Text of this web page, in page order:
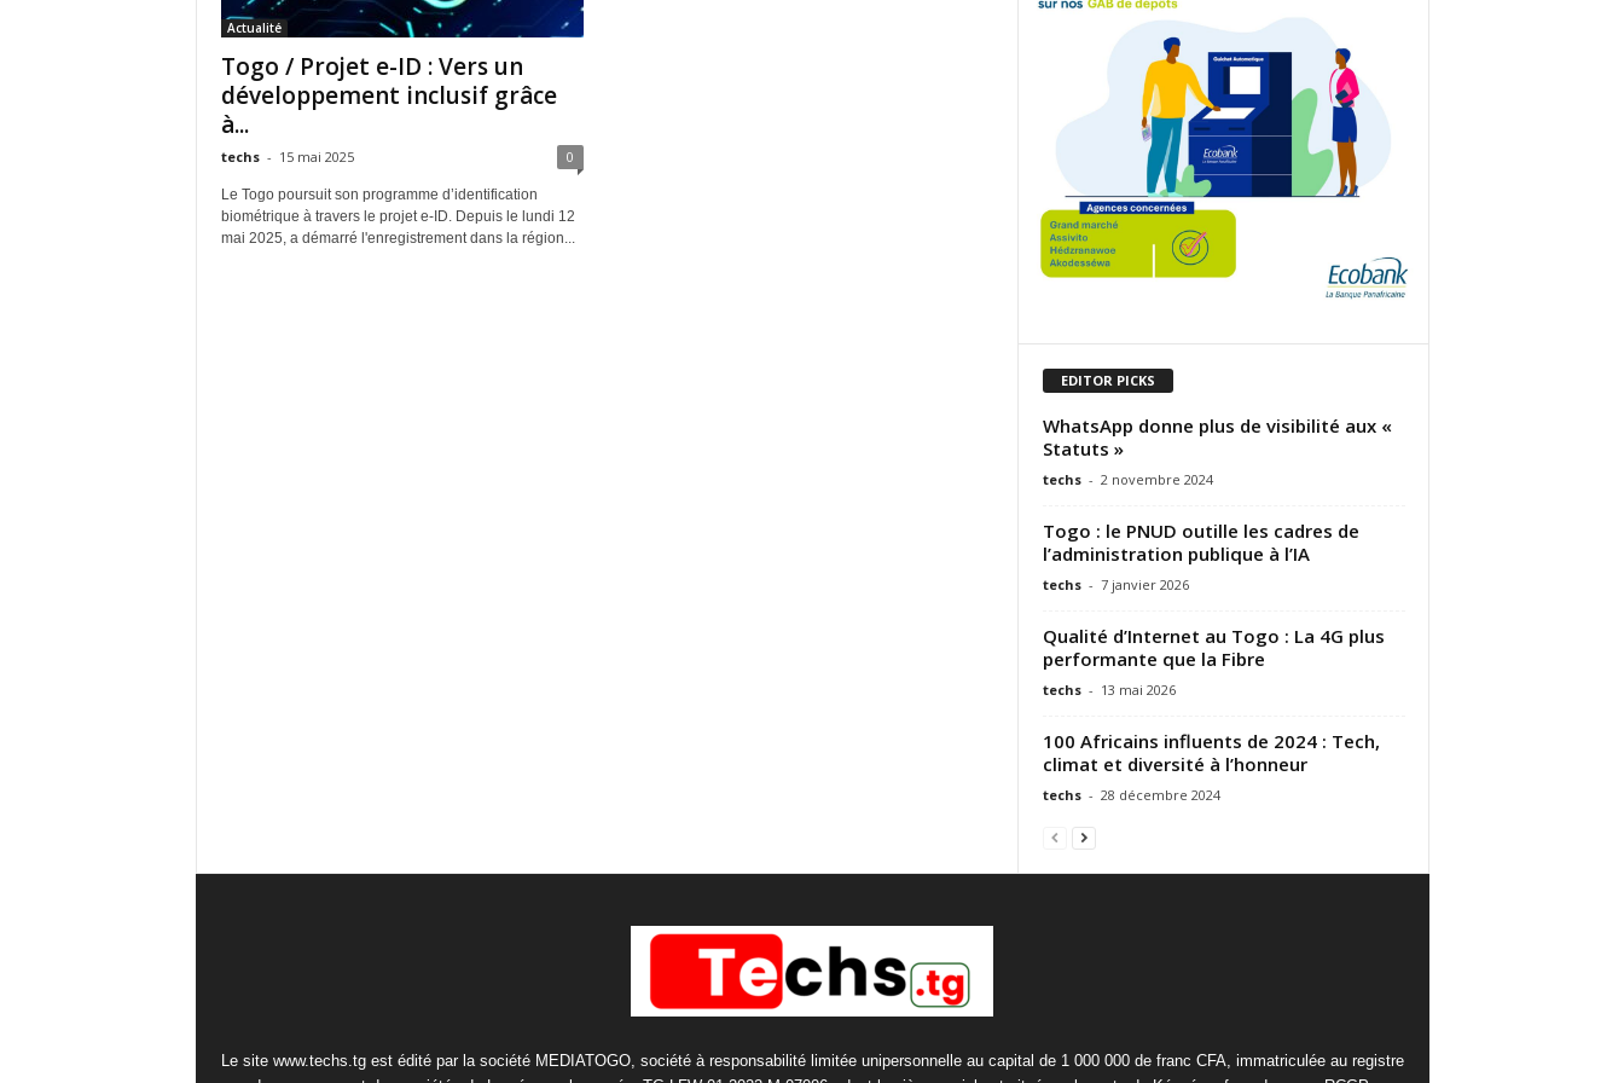
Actualité
Togo / Projet e-ID : Vers un
développement inclusif grâce
à...
techs - 15 mai 2025 0
Le Togo poursuit son programme d’identification
biométrique à travers le projet e-ID. Depuis le lundi 12
mai 2025, a démarré l'enregistrement dans la région...
EDITOR PICKS
WhatsApp donne plus de visibilité aux «
Statuts »
techs - 2 novembre 2024
Togo : le PNUD outille les cadres de
l’administration publique à l’IA
techs - 7 janvier 2026
Qualité d’Internet au Togo : La 4G plus
performante que la Fibre
techs - 13 mai 2026
100 Africains influents de 2024 : Tech,
climat et diversité à l’honneur
techs - 28 décembre 2024
Le site www.techs.tg est édité par la société MEDIATOGO, société à responsabilité limitée unipersonnelle au capital de 1 000 000 de franc CFA, immatriculée au registre